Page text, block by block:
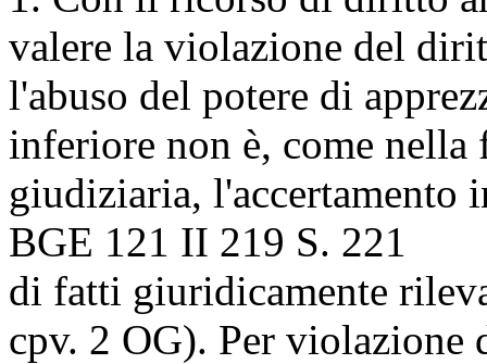
valere la violazione del
l'abuso del potere di
inferiore non è, come nella
giudiziaria, l'accertamento
BGE 121 II 219 S. 221
di fatti giuridicamente
cpv. 2 OG). Per violazione